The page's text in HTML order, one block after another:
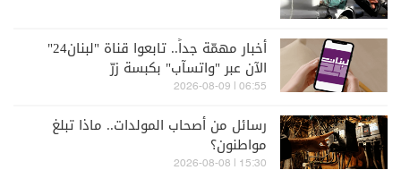
أخبار مهمّة جداً.. تابعوا قناة "لبنان24"
الآن عبر "واتسآب" بكبسة زرّ
06:55 | 2026-08-09
رسائل من أصحاب المولدات.. ماذا تبلغ
مواطنون؟
15:30 | 2026-08-08